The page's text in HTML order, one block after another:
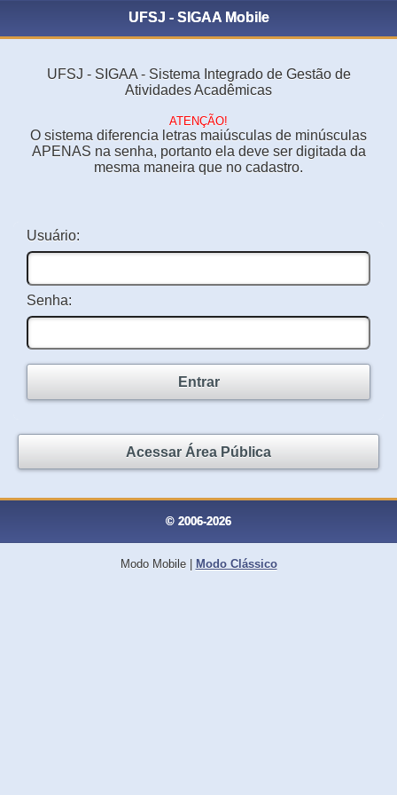
UFSJ - SIGAA Mobile
UFSJ - SIGAA - Sistema Integrado de Gestão de
Atividades Acadêmicas
ATENÇÃO!
O sistema diferencia letras maiúsculas de minúsculas
APENAS na senha, portanto ela deve ser digitada da
mesma maneira que no cadastro.
Usuário:
Senha:
Entrar
Acessar Área Pública
© 2006-2026
Modo Mobile| Modo Clássico